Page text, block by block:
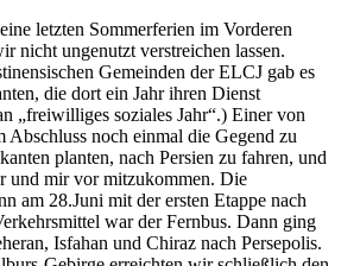
letzten Sommerferien im Vorderen
nicht ungenutzt verstreichen lassen.
Gemeinden der ELCJ gab es
die dort ein Jahr ihren Dienst
freiwilliges soziales Jahr .) Einer von
Abschluss noch einmal die Gegend zu
planten, nach Persien zu fahren, und
und mir vor mitzukommen. Die
am 28.Juni mit der ersten Etappe nach
war der Fernbus. Dann ging
Isfahan und Chiraz nach Persepolis.